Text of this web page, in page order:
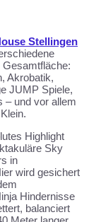
Stellingen
Akrobatik,
JUMP Spiele,
– und vor allem
Highlight
Sky
in
wird gesichert
Hindernisse
balanciert